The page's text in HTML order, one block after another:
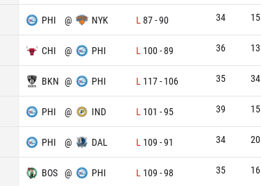
PHI @ NYK L 87-90 34 15
CHI @ PHI L 100-89 36 13
BKN @ PHI L 117- 106 35 34
PHI @ IND L 101 -95 39 15
PHI @ DAL L 109 -91 34 20
BOS @ PHI L 109 -98 35 16